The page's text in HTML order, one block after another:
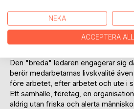
tekniska produktionens
uppmärksammar betydelsen av
Tar man inte hänsyn till de
det att påverka produktion och alla
Den "breda" ledaren engagerar sig
berör medarbetarnas livskvalité
före arbetet, efter arbetet och ute i
Ett samhälle, företag, en
aldrig utan friska och alerta
NEKA
ACCEPTERA